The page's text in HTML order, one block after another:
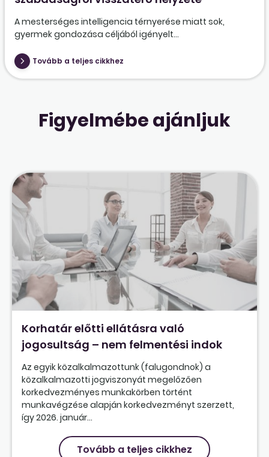
A mesterséges intelligencia térnyerése miatt sok,
gyermek gondozása céljából igényelt...
Tovább a teljes cikkhez
Figyelmébe ajánljuk
Korhatár előtti ellátásra való
jogosultság – nem felmentési indok
Az egyik közalkalmazottunk (falugondnok) a
közalkalmazotti jogviszonyát megelőzően
korkedvezményes munkakörben történt
munkavégzése alapján korkedvezményt szerzett,
így 2026. január...
Tovább a teljes cikkhez